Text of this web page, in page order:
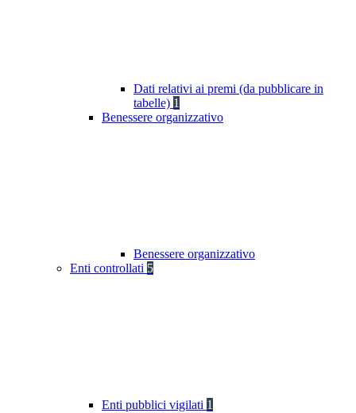
Dati relativi ai premi (da pubblicare in
tabelle) 1
Benessere organizzativo
Benessere organizzativo
Enti controllati 5
Enti pubblici vigilati 1